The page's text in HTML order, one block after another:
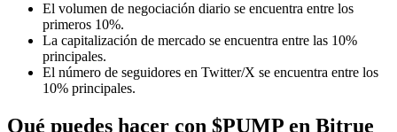
El volumen de negociación diario se encuentra entre los
primeros 10%.
La capitalización de mercado se encuentra entre las 10%
principales.
El número de seguidores en Twitter/X se encuentra entre los
10% principales.
Qué puedes hacer con $PUMP en Bitrue